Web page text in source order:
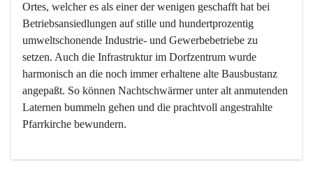
Ortes, welcher es als einer der wenigen geschafft hat bei
Betriebsansiedlungen auf stille und hundertprozentig
umweltschonende Industrie- und Gewerbebetriebe zu
setzen. Auch die Infrastruktur im Dorfzentrum wurde
harmonisch an die noch immer erhaltene alte Bausbustanz
angepaßt. So können Nachtschwärmer unter alt anmutenden
Laternen bummeln gehen und die prachtvoll angestrahlte
Pfarrkirche bewundern.
Der Weinbau dominert heute nicht mehr, ist aber integrativer